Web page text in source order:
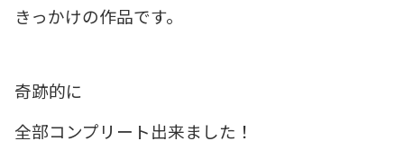
きっかけの作品です。
奇跡的に
全部コンプリート出来ました！